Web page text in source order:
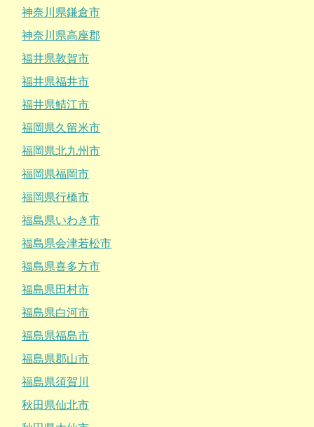
神奈川県鎌倉市
神奈川県高座郡
福井県敦賀市
福井県福井市
福井県鯖江市
福岡県久留米市
福岡県北九州市
福岡県福岡市
福岡県行橋市
福島県いわき市
福島県会津若松市
福島県喜多方市
福島県田村市
福島県白河市
福島県福島市
福島県郡山市
福島県須賀川
秋田県仙北市